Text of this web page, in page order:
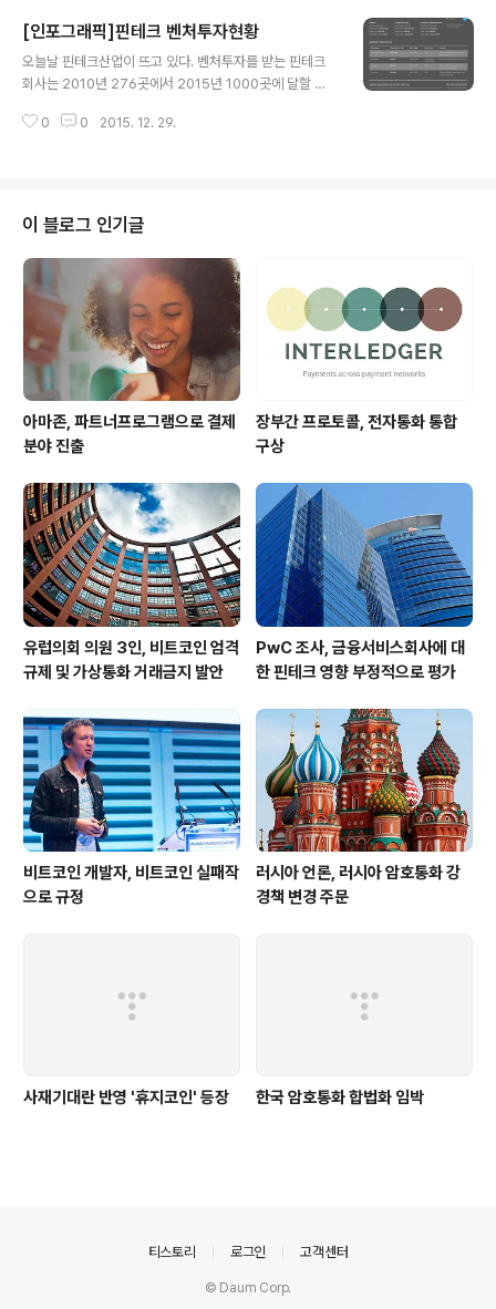
래픽 디자인을 맡았다. 본 인포그래픽에 따르면 핀테크 성
장은 대규모 투자확대를 통해 알 수 있다. 2013~2014년
에 걸쳐 핀테크산업은 30억 달러에서 120억 달러가 넘는
총량은 497억 달러며 이 중 25%에 해당하는 127억 달러
[인포그래픽]핀테크 벤처투자현황
오늘날 핀테크산업이 뜨고 있다. 벤처투자를 받는 핀테크
회사는 2010년 276곳에서 2015년 1000곳에 달할 정
영역이 급격히 변하고 있다. 핀테크산업 마찬가지여서 최
리서치회사 Aite Group에 따르면 은행들은 비트코인의
기반기술인 블록체인에 2019년까지 4억 달러를 투자할
전망이다. 2015년 핀테크회사들은 블록체인에 7500만
달러를 투자했으며 이는 2014년 투자액의 두 배에 달한
다. 최근에는 뱅크오브아메리카, 시티, HSBC, Barclays,
모건스탠리, 호주국립은행..
0 0 2015. 12. 29.
이 블로그 인기글
아마존, 파트너프로그램으로 결제
분야 진출
장부간 프로토콜, 전자통화 통합
구상
유럽의회 의원 3인, 비트코인 엄격
규제 및 가상통화 거래금지 발안
PwC 조사, 금융서비스회사에 대
한 핀테크 영향 부정적으로 평가
비트코인 개발자, 비트코인 실패작
으로 규정
러시아 언론, 러시아 암호통화 강
경책 변경 주문
사재기대란 반영 '휴지코인' 등장 한국 암호통화 합법화 임박
티스토리 로그인 고객센터
© Daum Corp.